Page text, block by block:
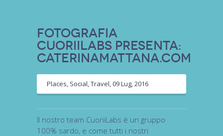
Fotografia
CuoriiLabs presenta:
CaterinaMattana.com
Places, Social,Travel,09 Lug, 2016
Il nostro team CuoriiLabs è un gruppo
100% sardo, e come tutti i nostri